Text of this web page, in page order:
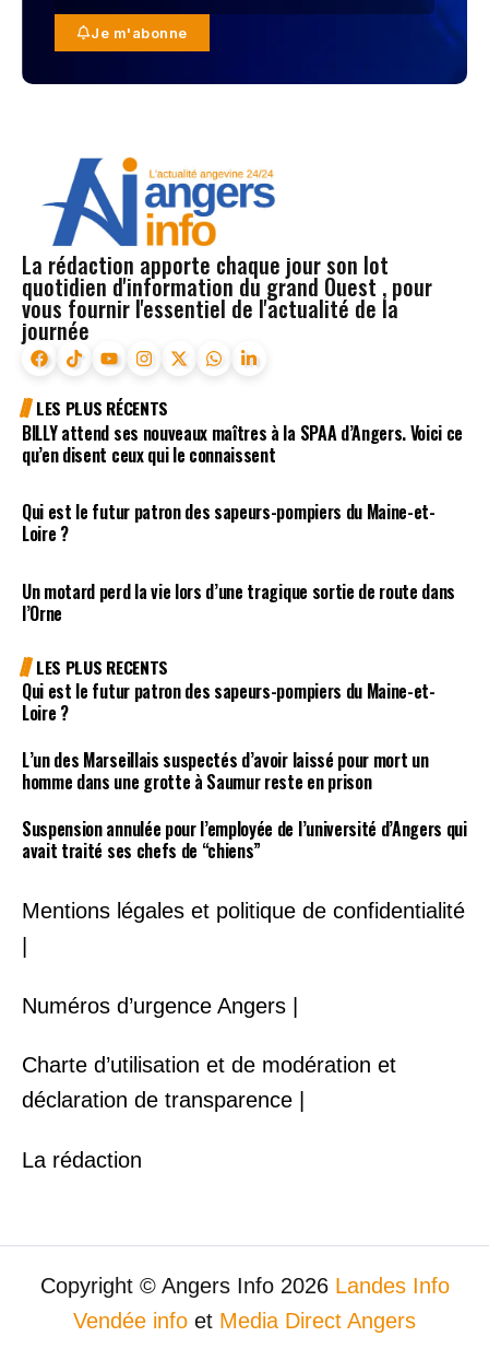
Je m'abonne
La rédaction apporte chaque jour son lot
quotidien d'information du grand Ouest , pour
vous fournir l'essentiel de l'actualité de la
journée
LES PLUS RÉCENTS
BILLY attend ses nouveaux maîtres à la SPAA d’Angers. Voici ce
qu’en disent ceux qui le connaissent
Qui est le futur patron des sapeurs-pompiers du Maine-et-
Loire ?
Un motard perd la vie lors d’une tragique sortie de route dans
l’Orne
LES PLUS RECENTS
Qui est le futur patron des sapeurs-pompiers du Maine-et-
Loire ?
L’un des Marseillais suspectés d’avoir laissé pour mort un
homme dans une grotte à Saumur reste en prison
Suspension annulée pour l’employée de l’université d’Angers qui
avait traité ses chefs de “chiens”
Mentions légales et politique de confidentialité
Numéros d’urgence Angers |
Charte d’utilisation et de modération et
déclaration de transparence |
La rédaction
Copyright © Angers Info 2026 Landes Info
Vendée info et Media Direct Angers